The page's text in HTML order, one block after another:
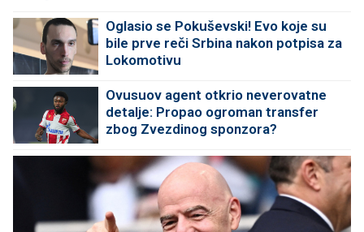
Oglasio se Pokuševski! Evo koje su
bile prve reči Srbina nakon potpisa za
Lokomotivu
Ovusuov agent otkrio neverovatne
detalje: Propao ogroman transfer
zbog Zvezdinog sponzora?